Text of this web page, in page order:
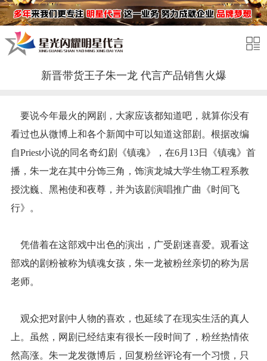
新晋带货王子朱一龙 代言产品销售火爆
要说今年最火的网剧，大家应该都知道吧，就算你没有
看过也从微博上和各个新闻中可以知道这部剧。根据改编
自Priest小说的同名奇幻剧《镇魂》，在6月13日《镇魂》首
播，朱一龙在其中分饰三角，饰演龙城大学生物工程系教
授沈巍、黑袍使和夜尊，并为该剧演唱推广曲《时间飞
行》。
凭借着在这部戏中出色的演出，广受剧迷喜爱。观看这
部戏的剧粉被称为镇魂女孩，朱一龙被粉丝亲切的称为居
老师。
观众把对剧中人物的喜欢，也延续了在现实生活的真人
上。虽然，网剧已经结束有很长一段时间了，粉丝热情依
然高涨。朱一龙发微博后，回复粉丝评论有一个习惯，只